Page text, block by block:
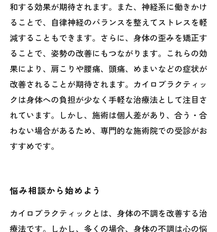
和する効果が期待されます。また、神経系に働きかけ
ることで、自律神経のバランスを整えてストレスを軽
減することもできます。さらに、身体の歪みを矯正す
ることで、姿勢の改善にもつながります。これらの効
果により、肩こりや腰痛、頭痛、めまいなどの症状が
改善されることが期待されます。カイロプラクティッ
クは身体への負担が少なく手軽な治療法として注目さ
れています。しかし、施術は個人差があり、合う・合
わない場合があるため、専門的な施術院での受診がお
すすめです。
悩み相談から始めよう
カイロプラクティックとは、身体の不調を改善する治
療法です。しかし、多くの場合、身体の不調は心の悩